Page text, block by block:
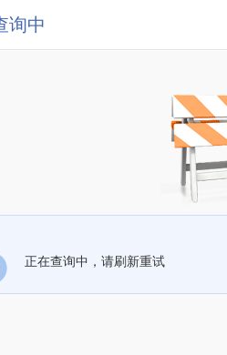
询中
正在查询中，请刷新重试